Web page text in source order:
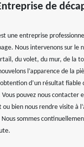
de
une entreprise
Nous intervenons sur le
du volet, du mur, de la
l’apparence de la
d’un résultat
Vous pouvez nous contacter
bien nous rendre visite à
Nous sommes